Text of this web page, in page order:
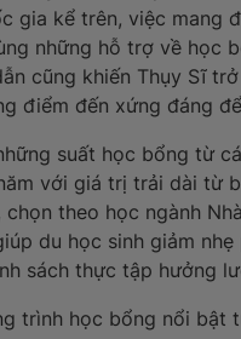
gia kể trên, việc mang
những hỗ trợ về học
cũng khiến Thụy Sĩ
điểm đến xứng đáng
suất học bổng từ
với giá trị trải dài từ
chọn theo học ngành
du học sinh giảm nhẹ
sách thực tập hưởng
trình học bổng nổi bật